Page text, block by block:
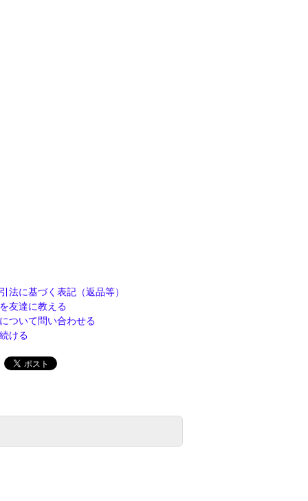
法に基づく表記（返品等）
友達に教える
ついて問い合わせる
ける